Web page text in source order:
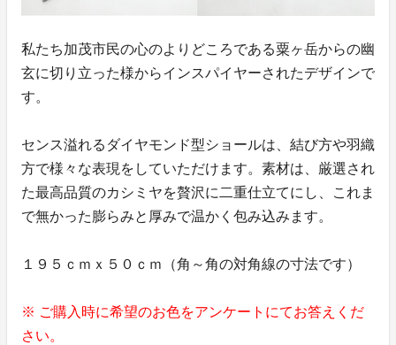
私たち加茂市民の心のよりどころである粟ヶ岳からの幽
玄に切り立った様からインスパイヤーされたデザインで
す。
センス溢れるダイヤモンド型ショールは、結び方や羽織
方で様々な表現をしていただけます。素材は、厳選され
た最高品質のカシミヤを贅沢に二重仕立てにし、これま
で無かった膨らみと厚みで温かく包み込みます。
１９５ｃｍｘ５０ｃｍ（角～角の対角線の寸法です）
※ ご購入時に希望のお色をアンケートにてお答えくだ
さい。